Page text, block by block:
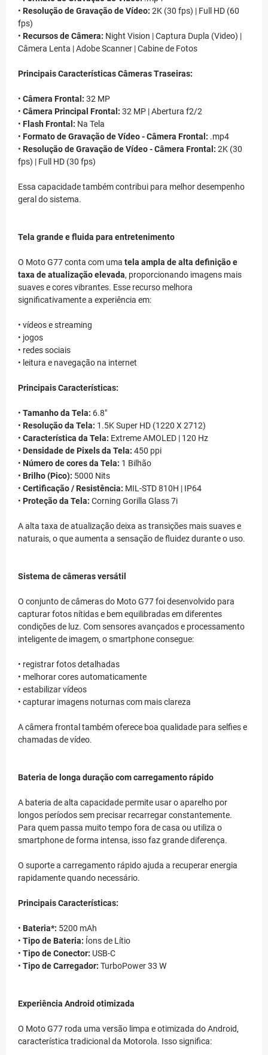
• Resolução de Gravação de Vídeo: 2K (30 fps) | Full HD (60
fps)
• Recursos de Câmera: Night Vision | Captura Dupla (Video) |
Câmera Lenta | Adobe Scanner | Cabine de Fotos
Principais Características Câmeras Traseiras:
• Câmera Frontal: 32 MP
• Câmera Principal Frontal: 32 MP | Abertura f2/2
• Flash Frontal: Na Tela
• Formato de Gravação de Vídeo - Câmera Frontal: .mp4
• Resolução de Gravação de Vídeo - Câmera Frontal: 2K (30
fps) | Full HD (30 fps)
Essa capacidade também contribui para melhor desempenho
geral do sistema.
Tela grande e fluida para entretenimento
O Moto G77 conta com uma tela ampla de alta definição e
taxa de atualização elevada, proporcionando imagens mais
suaves e cores vibrantes. Esse recurso melhora
significativamente a experiência em:
• vídeos e streaming
• jogos
• redes sociais
• leitura e navegação na internet
Principais Características:
• Tamanho da Tela: 6.8"
• Resolução da Tela: 1.5K Super HD (1220 X 2712)
• Característica da Tela: Extreme AMOLED | 120 Hz
• Densidade de Pixels da Tela: 450 ppi
• Número de cores da Tela: 1 Bilhão
• Brilho (Pico): 5000 Nits
• Certificação / Resistência: MIL-STD 810H | IP64
• Proteção da Tela: Corning Gorilla Glass 7i
A alta taxa de atualização deixa as transições mais suaves e
naturais, o que aumenta a sensação de fluidez durante o uso.
Sistema de câmeras versátil
O conjunto de câmeras do Moto G77 foi desenvolvido para
capturar fotos nítidas e bem equilibradas em diferentes
condições de luz. Com sensores avançados e processamento
inteligente de imagem, o smartphone consegue:
• registrar fotos detalhadas
• melhorar cores automaticamente
• estabilizar vídeos
• capturar imagens noturnas com mais clareza
A câmera frontal também oferece boa qualidade para selfies e
chamadas de vídeo.
Bateria de longa duração com carregamento rápido
A bateria de alta capacidade permite usar o aparelho por
longos períodos sem precisar recarregar constantemente.
Para quem passa muito tempo fora de casa ou utiliza o
smartphone de forma intensa, isso faz grande diferença.
O suporte a carregamento rápido ajuda a recuperar energia
rapidamente quando necessário.
Principais Características:
• Bateria*: 5200 mAh
• Tipo de Bateria: Íons de Lítio
• Tipo de Conector: USB-C
• Tipo de Carregador: TurboPower 33 W
Experiência Android otimizada
O Moto G77 roda uma versão limpa e otimizada do Android,
característica tradicional da Motorola. Isso significa: